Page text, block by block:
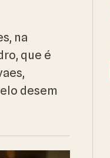
na
que é
desem